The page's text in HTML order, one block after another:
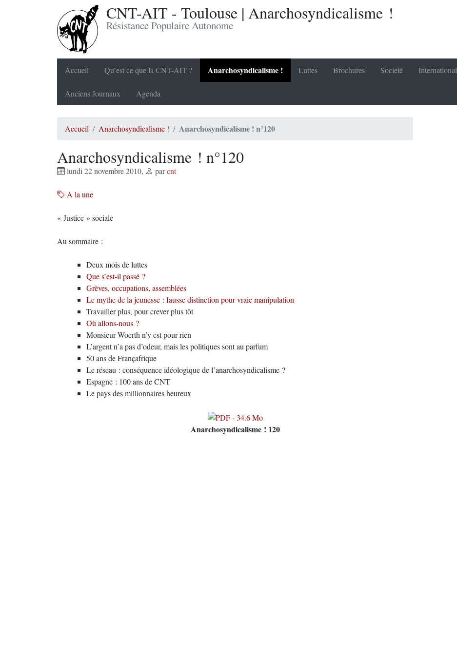
CNT-AIT - Toulouse | Anarchosyndicalisme !
Résistance Populaire Autonome
Accueil Qu’est ce que la CNT-AIT ? Anarchosyndicalisme ! Luttes Brochures Société International
Anciens Journaux Agenda
Accueil Anarchosyndicalisme ! Anarchosyndicalisme ! n°120
Anarchosyndicalisme ! n°120
lundi 22 novembre 2010, parcnt
A la une
« Justice » sociale
Au sommaire :
Deux mois de luttes
Que s’est-il passé ?
Grèves, occupations, assemblées
Le mythe de la jeunesse : fausse distinction pour vraie manipulation
Travailler plus, pour crever plus tôt
Où allons-nous ?
Monsieur Woerth n’y est pour rien
L’argent n’a pas d’odeur, mais les politiques sont au parfum
50 ans de Françafrique
Le réseau : conséquence idéologique de l’anarchosyndicalisme ?
Espagne : 100 ans de CNT
Le pays des millionnaires heureux
Anarchosyndicalisme ! 120